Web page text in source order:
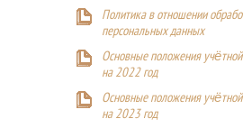
Политика в отношении
персональных данных
Основные положения
на 2022 год
Основные положения
на 2023 год